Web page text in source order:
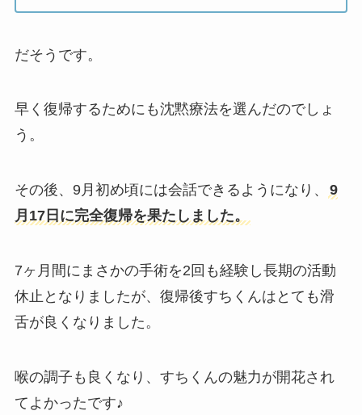
だそうです。
早く復帰するためにも沈黙療法を選んだのでしょ
う。
その後、9月初め頃には会話できるようになり、
9
月17日に完全復帰を果たしました。
7ヶ月間にまさかの手術を2回も経験し長期の活動
休止となりましたが、復帰後すちくんはとても滑
舌が良くなりました。
喉の調子も良くなり、すちくんの魅力が開花され
てよかったです♪